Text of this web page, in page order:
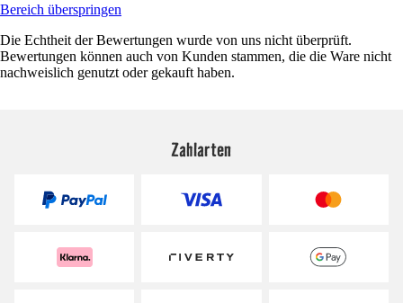
Bereich überspringen
Die Echtheit der Bewertungen wurde von uns nicht überprüft.
Bewertungen können auch von Kunden stammen, die die Ware nicht
nachweislich genutzt oder gekauft haben.
Zahlarten